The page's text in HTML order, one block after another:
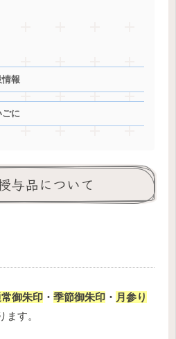
情報
ごに
与品について
御朱印 ・ 季節御朱印 ・ 月参り
ます。